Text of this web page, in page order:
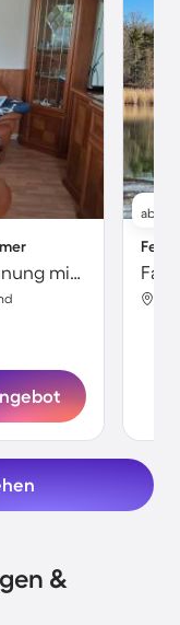
Familienfreundliche Ferienwohnung mit Grill und Terrasse | Haustiere erlaubt
ab
&